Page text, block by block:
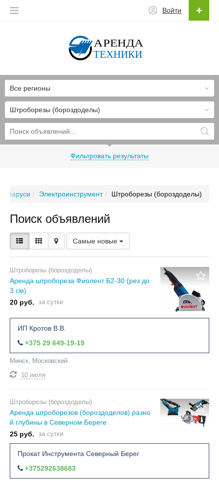
Войти
Штроборезы (бороздоделы)
Все регионы
Фильтровать результаты
Электроинструмент Штроборезы (бороздоделы)
Поиск объявлений
Самые новые
Штроборезы (бороздоделы)
Аренда штробореза Фиолент Б2-30 (рез до
3 см)
20 руб.
за сутки
ИП Кротов В.В.
+375 29 649-19-19
Минск, Московский
10 июля
Штроборезы (бороздоделы)
Аренда штроборезов (бороздоделов) разно
й глубины в Северном Береге
25 руб.
за сутки
Прокат Инструмента Северный Берег
+375292638683